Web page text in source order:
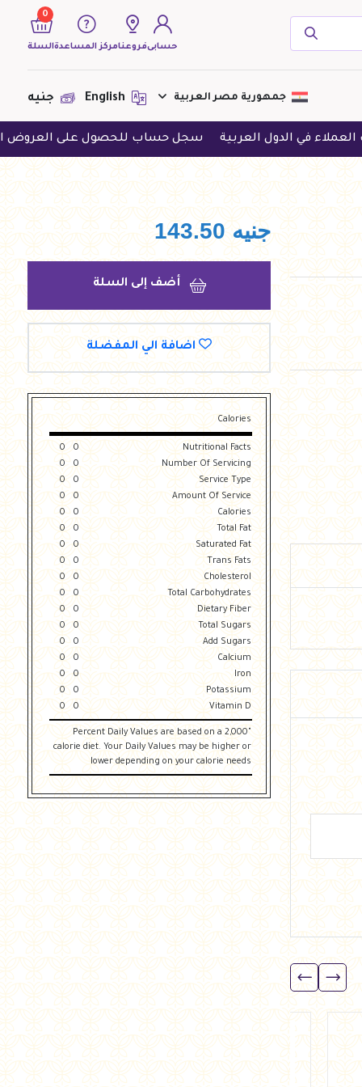
حسابىفروعنامركز المساعدة
0
السلة
لا يوجد منتجات لعرضها فى الوقت
الحالى
جمهورية مصر العربية جنيه
العربية سجل حساب للحصول على العروض الحصرية
جنيه 143.50
أضف إلى السلة
اضافة الي المفضلة
Calories
Nutritional Facts
0
0
Number Of Servicing
0
0
Service Type
0
0
Amount Of Service
0
0
Calories
0
0
Total Fat
0
0
Saturated Fat
0
0
Trans Fats
0
0
Cholesterol
0
0
Total Carbohydrates
0
0
Dietary Fiber
0
0
Total Sugars
0
0
Add Sugars
0
0
Calcium
0
0
Iron
0
0
Potassium
0
0
Vitamin D
0
0
"Percent Daily Values are based on a 2,000
calorie diet. Your Daily Values may be higher or
lower depending on your calorie needs